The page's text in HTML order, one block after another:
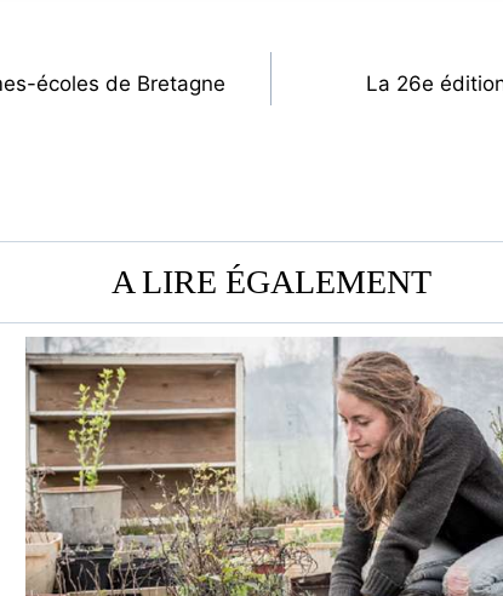
écoles de Bretagne
La 26e
A LIRE ÉGALEMENT